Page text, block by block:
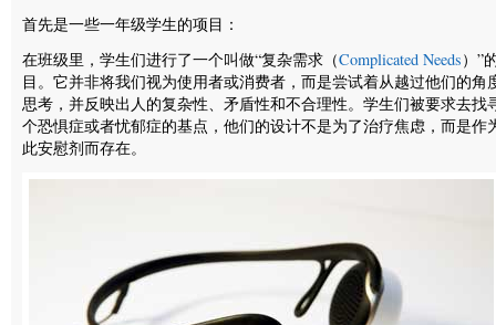
首先是一些一年级学生的项目：
在班级里，学生们进行了一个叫做“复杂需求（Complicated Needs）”
目。它并非将我们视为使用者或消费者，而是尝试着从越过他们的角
思考，并反映出人的复杂性、矛盾性和不合理性。学生们被要求去找
个恐惧症或者忧郁症的基点，他们的设计不是为了治疗焦虑，而是作
此安慰剂而存在。